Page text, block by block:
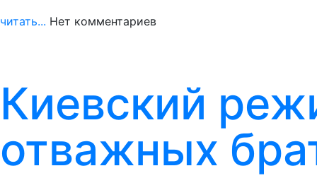
читать... Нет комментариев
Киевский
отважных